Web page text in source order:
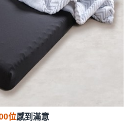
位感到滿意